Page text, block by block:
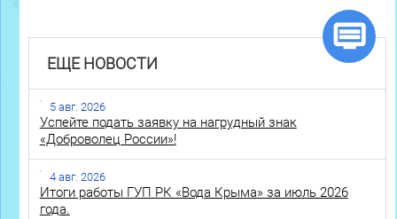
ЕЩЕ НОВОСТИ
5 авг. 2026
Успейте подать заявку на нагрудный знак
«Доброволец России»!
4 авг. 2026
Итоги работы ГУП РК «Вода Крыма» за июль 2026
года.